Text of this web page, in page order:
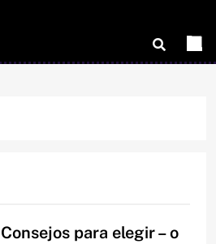
Consejos para elegir – o